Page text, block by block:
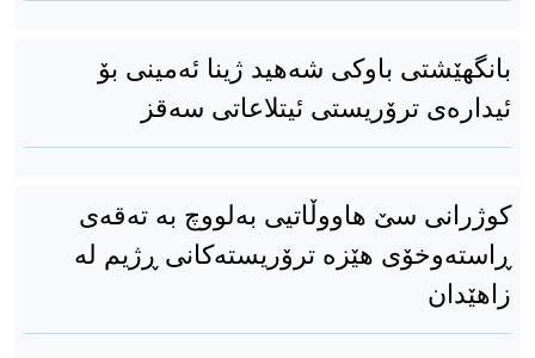
بانگهێشتی باوکی شەهید ژینا ئەمینی بۆ
ئیدارەی ترۆریستی ئیتلاعاتی سەقز
كوژرانی سێ هاووڵاتیی بەلووچ بە تەقەی
ڕاستەوخۆی هێزە ترۆریستەکانی ڕژیم لە
زاهێدان